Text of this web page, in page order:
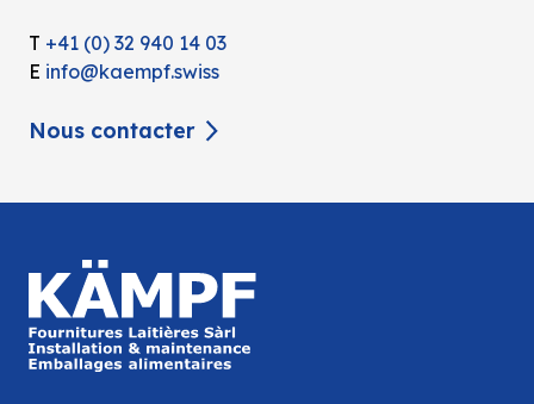
T +41 (0) 32 940 14 03
E info@kaempf.swiss
Nous contacter